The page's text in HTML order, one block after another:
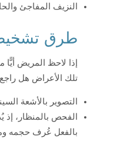
النزيف المفاجئ
طرق
إذا لاحظ المريض
تلك الأعراض هل راجع
التصوير بالأشعة
الفحص بالمنظار،
بالفعل عُرف حجمه